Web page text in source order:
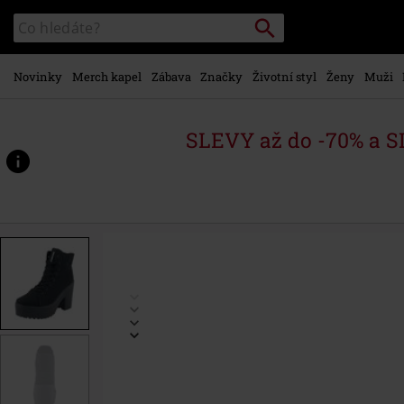
hlavnímu
obsahu
Katalog
vyhledávání
Vyhledávání
Novinky Merch kapel Zábava Značky Životní styl Ženy Muži
SLEVY až do -70% a
www.emp-
p/roca-
442518.html